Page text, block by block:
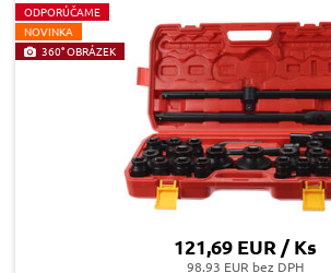
ODPORÚČAME
NOVINKA
360° OBRÁZEK
121,69 EUR / Ks
98.93 EUR bez DPH